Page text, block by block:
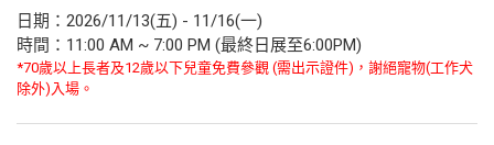
日期：2026/11/13(五) - 11/16(一)
時間：11:00 AM ~ 7:00 PM (最終日展至6:00PM)
*70歲以上長者及12歲以下兒童免費參觀 (需出示證件)，謝絕寵物(工作犬
除外)入場。